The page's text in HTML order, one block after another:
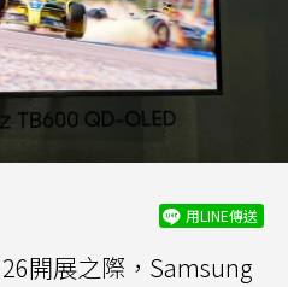
用LINE傳送
開展之際，Samsung